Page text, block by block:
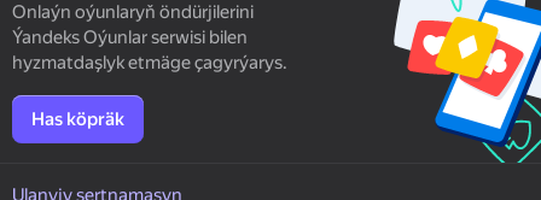
Onlaýn oýunlaryň öndürjilerini
Ýandeks Oýunlar serwisi bilen
hyzmatdaşlyk etmäge çagyrýarys.
Has köpräk
Ulanyjy şertnamasyn